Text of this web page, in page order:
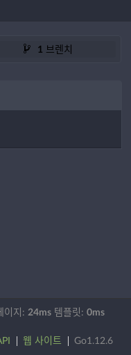
1 브렌치
이지: 24ms템플릿: 0ms
웹 사이트 Go1.12.6